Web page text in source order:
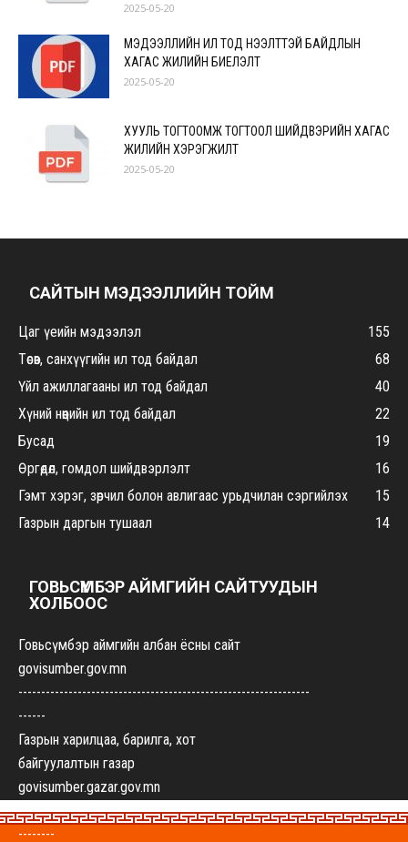
2025-05-20
МЭДЭЭЛЛИЙН ИЛ ТОД НЭЭЛТТЭЙ БАЙДЛЫН
ХАГАС ЖИЛИЙН БИЕЛЭЛТ
2025-05-20
ХУУЛЬ ТОГТООМЖ ТОГТООЛ ШИЙДВЭРИЙН ХАГАС
ЖИЛИЙН ХЭРЭГЖИЛТ
2025-05-20
САЙТЫН МЭДЭЭЛЛИЙН ТОЙМ
Цаг үеийн мэдээлэл
155
Төсөв, санхүүгийн ил тод байдал
68
Үйл ажиллагааны ил тод байдал
40
Хүний нөөцийн ил тод байдал
22
Бусад
19
Өргөдөл, гомдол шийдвэрлэлт
16
Гэмт хэрэг, зөрчил болон авлигаас урьдчилан сэргийлэх
15
Газрын даргын тушаал
14
ГОВЬСҮМБЭР АЙМГИЙН САЙТУУДЫН
ХОЛБООС
Говьсүмбэр аймгийн албан ёсны сайт
govisumber.gov.mn
----------------------------------------------------------------
------
Газрын харилцаа, барилга, хот
байгуулалтын газар
govisumber.gazar.gov.mn
----------------------------------------------------------------
--------